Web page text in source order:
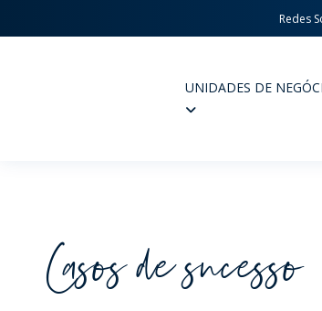
Redes
UNIDADES DE
Casos de sucesso